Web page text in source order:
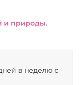
и природы.
в неделю с